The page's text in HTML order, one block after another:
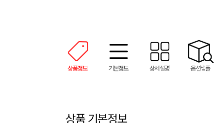
상품정보 기본정보 상세설명 옵션샘플
상품 기본정보